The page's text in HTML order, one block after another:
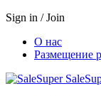
Sign in / Join
О нас
Размещение